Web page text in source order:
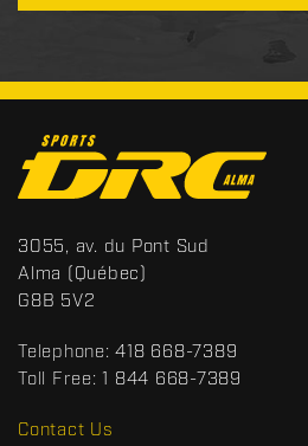
o
n
t
a
c
t
S
p
o
t
s
R
3055, av. du Pont Sud
Alma (Québec)
G8B 5V2
Telephone: 418 668-7389
Toll Free: 1 844 668-7389
Contact Us